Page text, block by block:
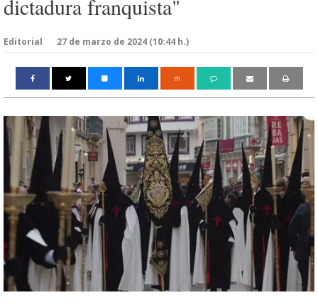
dictadura franquista"
Editorial 27 de marzo de 2024 (10:44 h.)
m